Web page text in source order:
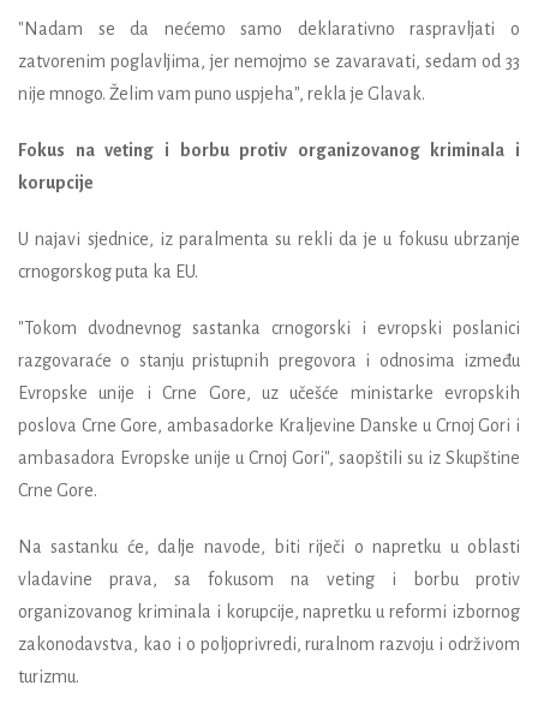
"Nadam se da nećemo samo deklarativno raspravljati o
zatvorenim poglavljima, jer nemojmo se zavaravati, sedam od 33
nije mnogo. Želim vam puno uspjeha", rekla je Glavak.
Fokus na veting i borbu protiv organizovanog kriminala i
korupcije
U najavi sjednice, iz paralmenta su rekli da je u fokusu ubrzanje
crnogorskog puta ka EU.
"Tokom dvodnevnog sastanka crnogorski i evropski poslanici
razgovaraće o stanju pristupnih pregovora i odnosima između
Evropske unije i Crne Gore, uz učešće ministarke evropskih
poslova Crne Gore, ambasadorke Kraljevine Danske u Crnoj Gori i
ambasadora Evropske unije u Crnoj Gori", saopštili su iz Skupštine
Crne Gore.
Na sastanku će, dalje navode, biti riječi o napretku u oblasti
vladavine prava, sa fokusom na veting i borbu protiv
organizovanog kriminala i korupcije, napretku u reformi izbornog
zakonodavstva, kao i o poljoprivredi, ruralnom razvoju i održivom
turizmu.